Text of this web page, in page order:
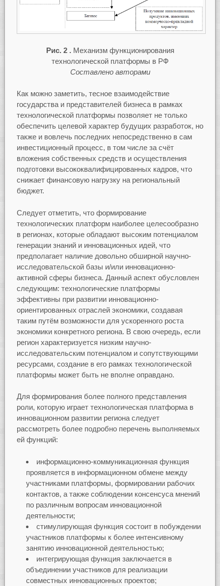
Рис. 2 . Механизм функционирования
технологической платформы в РФ
Составлено авторами
Как можно заметить, тесное взаимодействие
государства и представителей бизнеса в рамках
технологической платформы позволяет не только
обеспечить целевой характер будущих разработок, но
также и вовлечь последних непосредственно в сам
инвестиционный процесс, в том числе за счёт
вложения собственных средств и осуществления
подготовки высококвалифицированных кадров, что
снижает финансовую нагрузку на региональный
бюджет.
Следует отметить, что формирование
технологических платформ наиболее целесообразно
в регионах, которые обладают высоким потенциалом
генерации знаний и инновационных идей, что
предполагает наличие довольно обширной научно-
исследовательской базы и/или инновационно-
активной сферы бизнеса. Данный аспект обусловлен
следующим: технологические платформы
эффективны при развитии инновационно-
ориентированных отраслей экономики, создавая
таким путём возможности для ускоренного роста
экономики конкретного региона. В свою очередь, если
регион характеризуется низким научно-
исследовательским потенциалом и сопутствующими
ресурсами, создание в его рамках технологической
платформы может быть не вполне оправдано.
Для формирования более полного представления
роли, которую играет технологическая платформа в
инновационном развитии региона следует
рассмотреть более подробно перечень выполняемых
ей функций:
информационно-коммуникационная функция
проявляется в информационном обмене между
участниками платформы, формировании рабочих
контактов, а также соблюдении консенсуса мнений
по различным вопросам инновационной
деятельности;
стимулирующая функция состоит в побуждении
участников платформы к более интенсивному
занятию инновационной деятельностью;
интегрирующая функция заключается в
объединении участников для реализации
совместных инновационных проектов;